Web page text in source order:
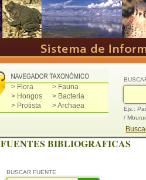
> Flora
> Fauna
> Hongos
> Bacteria
> Protista
> Archaea
Ejs.:
/
FUENTES BIBLIOGRAFICAS
BUSCAR FUENTE